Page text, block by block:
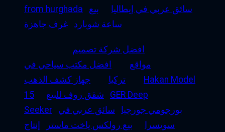
from hurghada
سائق عربي في إيطاليا
بيع
ساعة شوبارد
غرف جاهزة
افضل شركة تصميم
مواقع
افضل مكتب سياحي في
تركيا
جهاز كشف الذهب
Hakan Model
15
شقق روف للبيع
GER Deep
Seeker
بورجومي جورجيا
سائق عربي في
سويسرا
بيع رولكس ياخت ماستر إنتاج